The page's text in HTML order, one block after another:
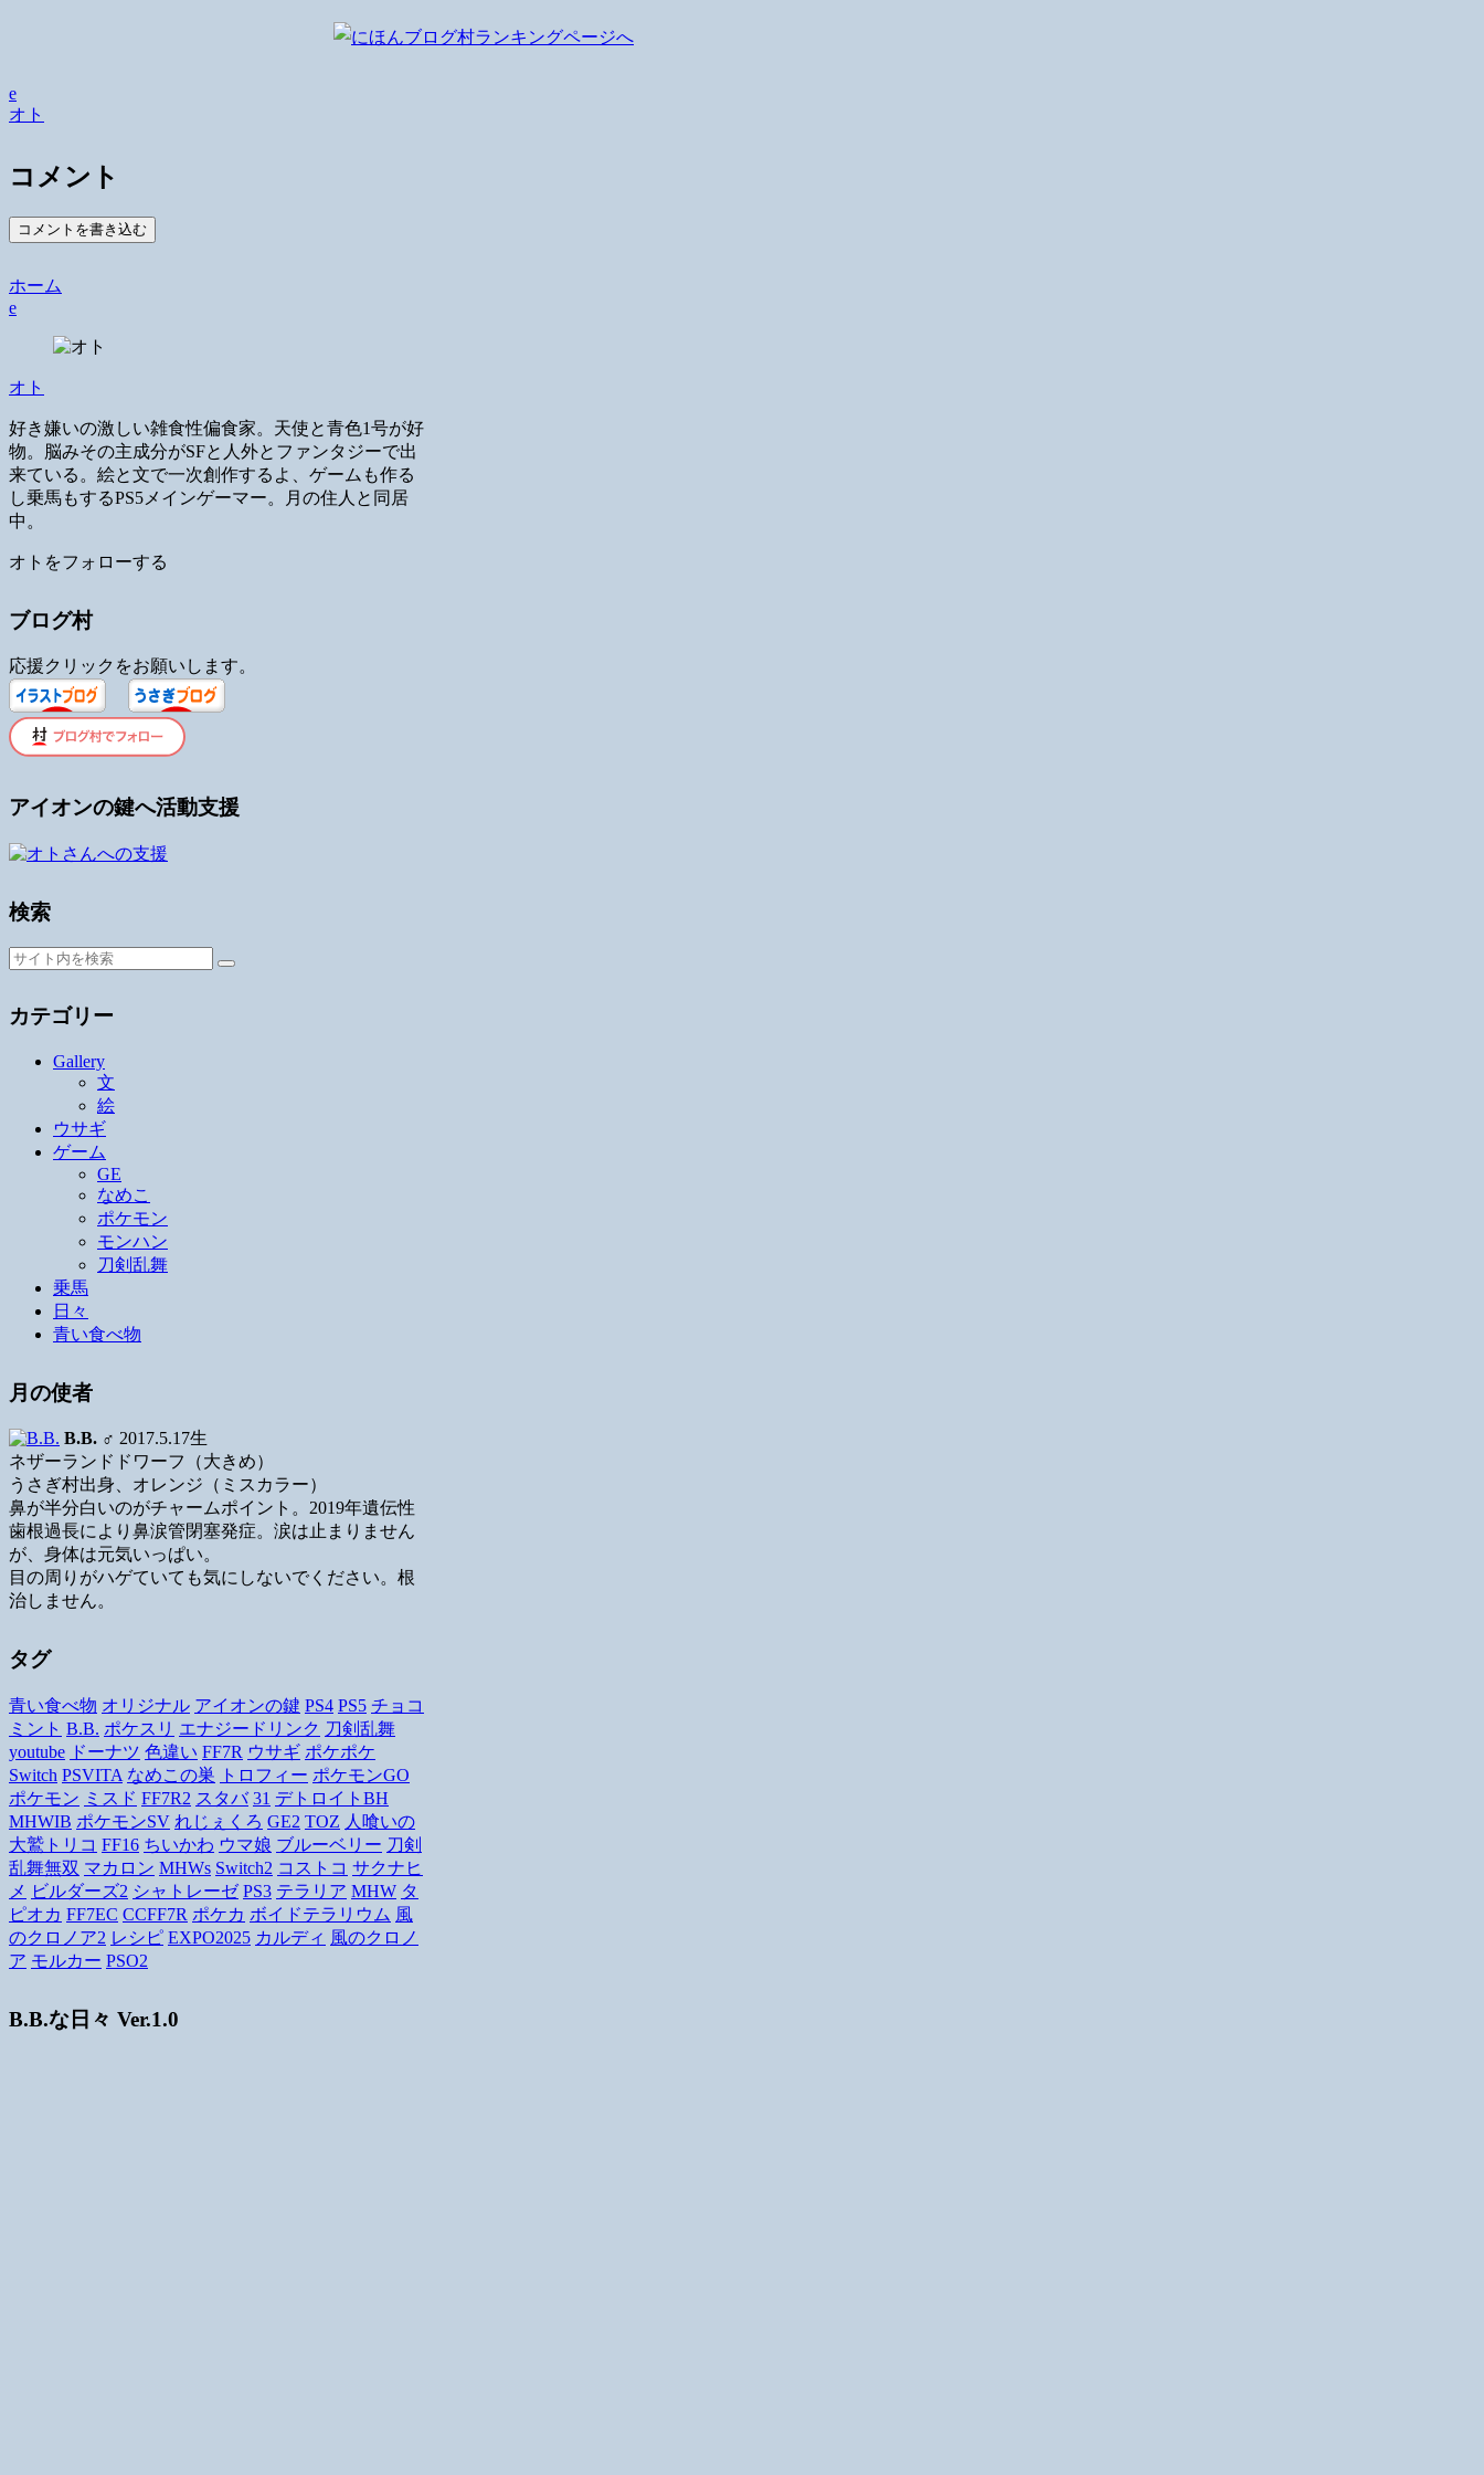
e
オト
コメント
コメントを書き込む
ホーム
e
オト
好き嫌いの激しい雑食性偏食家。天使と青色1号が好
物。脳みその主成分がSFと人外とファンタジーで出
来ている。絵と文で一次創作するよ、ゲームも作る
し乗馬もするPS5メインゲーマー。月の住人と同居
中。
オトをフォローする
ブログ村
応援クリックをお願いします。
アイオンの鍵へ活動支援
検索
カテゴリー
Gallery
文
絵
ウサギ
ゲーム
GE
なめこ
ポケモン
モンハン
刀剣乱舞
乗馬
日々
青い食べ物
月の使者
B.B. ♂ 2017.5.17生
ネザーランドドワーフ（大きめ）
うさぎ村出身、オレンジ（ミスカラー）
鼻が半分白いのがチャームポイント。2019年遺伝性
歯根過長により鼻涙管閉塞発症。涙は止まりません
が、身体は元気いっぱい。
目の周りがハゲていても気にしないでください。根
治しません。
タグ
青い食べ物 オリジナル アイオンの鍵 PS4 PS5 チョコ
ミント B.B. ポケスリ エナジードリンク 刀剣乱舞
youtube ドーナツ 色違い FF7R ウサギ ポケポケ
Switch PSVITA なめこの巣 トロフィー ポケモンGO
ポケモン ミスド FF7R2 スタバ 31 デトロイトBH
MHWIB ポケモンSV れじぇくろ GE2 TOZ 人喰いの
大鷲トリコ FF16 ちいかわ ウマ娘 ブルーベリー 刀剣
乱舞無双 マカロン MHWs Switch2 コストコ サクナヒ
メ ビルダーズ2 シャトレーゼ PS3 テラリア MHW タ
ピオカ FF7EC CCFF7R ポケカ ボイドテラリウム 風
のクロノア2 レシピ EXPO2025 カルディ 風のクロノ
ア モルカー PSO2
B.B.な日々 Ver.1.0